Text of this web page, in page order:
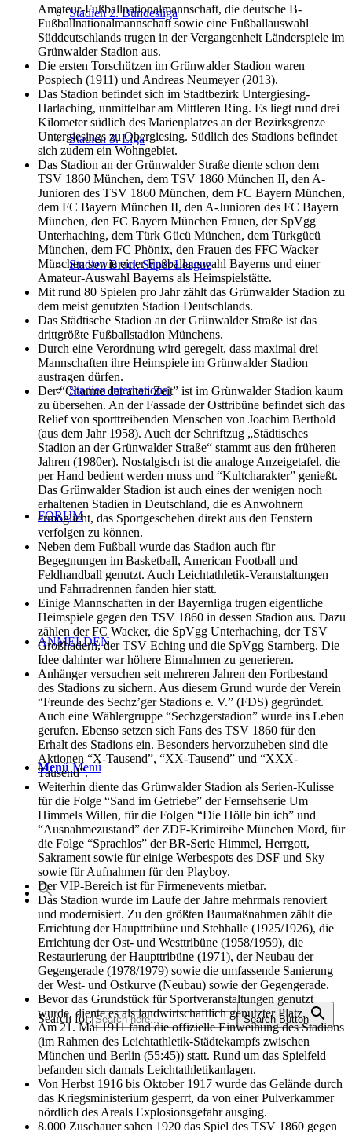
Stadien 2. Bundesliga
Stadien 3. Liga
Stadien Brack Super League
Stadien International
FORUM
ANMELDEN
Menü Menü
Search for: Search Button
Amateur-Fußballnationalmannschaft, die deutsche B-
Fußballnationalmannschaft sowie eine Fußballauswahl
Süddeutschlands trugen in der Vergangenheit Länderspiele im
Grünwalder Stadion aus.
Die ersten Torschützen im Grünwalder Stadion waren
Pospiech (1911) und Andreas Neumeyer (2013).
Das Stadion befindet sich im Stadtbezirk Untergiesing-
Harlaching, unmittelbar am Mittleren Ring. Es liegt rund drei
Kilometer südlich des Marienplatzes an der Bezirksgrenze
Untergiesings zu Obergiesing. Südlich des Stadions befindet
sich zudem ein Wohngebiet.
Das Stadion an der Grünwalder Straße diente schon dem
TSV 1860 München, dem TSV 1860 München II, den A-
Junioren des TSV 1860 München, dem FC Bayern München,
dem FC Bayern München II, den A-Junioren des FC Bayern
München, den FC Bayern München Frauen, der SpVgg
Unterhaching, dem Türk Gücü München, dem Türkgücü
München, dem FC Phönix, den Frauen des FFC Wacker
München sowie einer Fußballauswahl Bayerns und einer
Amateur-Auswahl Bayerns als Heimspielstätte.
Mit rund 80 Spielen pro Jahr zählt das Grünwalder Stadion zu
dem meist genutzten Stadion Deutschlands.
Das Städtische Stadion an der Grünwalder Straße ist das
drittgrößte Fußballstadion Münchens.
Durch eine Verordnung wird geregelt, dass maximal drei
Mannschaften ihre Heimspiele im Grünwalder Stadion
austragen dürfen.
Der “Charme der alten Zeit” ist im Grünwalder Stadion kaum
zu übersehen. An der Fassade der Osttribüne befindet sich das
Relief von sporttreibenden Menschen von Joachim Berthold
(aus dem Jahr 1958). Auch der Schriftzug „Städtisches
Stadion an der Grünwalder Straße“ stammt aus den früheren
Jahren (1980er). Nostalgisch ist die analoge Anzeigetafel, die
per Hand bedient werden muss und “Kultcharakter” genießt.
Das Grünwalder Stadion ist auch eines der wenigen noch
erhaltenen Stadien in Deutschland, die es Anwohnern
ermöglicht, das Sportgeschehen direkt aus den Fenstern
verfolgen zu können.
Neben dem Fußball wurde das Stadion auch für
Begegnungen im Basketball, American Football und
Feldhandball genutzt. Auch Leichtathletik-Veranstaltungen
und Fahrradrennen fanden hier statt.
Einige Mannschaften in der Bayernliga trugen eigentliche
Heimspiele gegen den TSV 1860 in dessen Stadion aus. Dazu
zählen der FC Wacker, die SpVgg Unterhaching, der TSV
Großhadern, der TSV Eching und die SpVgg Starnberg. Die
Idee dahinter war höhere Einnahmen zu generieren.
Anhänger versuchen seit mehreren Jahren den Fortbestand
des Stadions zu sichern. Aus diesem Grund wurde der Verein
“Freunde des Sechz’ger Stadions e. V.” (FDS) gegründet.
Auch eine Wählergruppe “Sechzgerstadion” wurde ins Leben
gerufen. Ebenso setzen sich Fans des TSV 1860 für den
Erhalt des Stadions ein. Besonders hervorzuheben sind die
Aktionen “X-Tausend”, “XX-Tausend” und “XXX-
Tausend”.
Weiterhin diente das Grünwalder Stadion als Serien-Kulisse
für die Folge “Sand im Getriebe” der Fernsehserie Um
Himmels Willen, für die Folgen “Die Hölle bin ich” und
“Ausnahmezustand” der ZDF-Krimireihe München Mord, für
die Folge “Sprachlos” der BR-Serie Himmel, Herrgott,
Sakrament sowie für einige Werbespots des DSF und Sky
sowie für Aufnahmen für den Playboy.
Der VIP-Bereich ist für Firmenevents mietbar.
Das Stadion wurde im Laufe der Jahre mehrmals renoviert
und modernisiert. Zu den größten Baumaßnahmen zählt die
Errichtung der Haupttribüne und Stehhalle (1925/1926), die
Errichtung der Ost- und Westtribüne (1958/1959), die
Restaurierung der Haupttribüne (1971), der Neubau der
Gegengerade (1978/1979) sowie die umfassende Sanierung
der West- und Ostkurve (Neubau) sowie der Gegengerade.
Bevor das Grundstück für Sportveranstaltungen genutzt
wurde, diente es als landwirtschaftlich genutzter Platz.
Am 21. Mai 1911 fand die offizielle Einweihung des Stadions
(im Rahmen des Leichtathletik-Städtekampfs zwischen
München und Berlin (55:45)) statt. Rund um das Spielfeld
befanden sich damals Leichtathletikanlagen.
Von Herbst 1916 bis Oktober 1917 wurde das Gelände durch
das Kriegsministerium gesperrt, da von einer Pulverkammer
nördlich des Areals Explosionsgefahr ausging.
8.000 Zuschauer sahen 1920 das Spiel des TSV 1860 gegen